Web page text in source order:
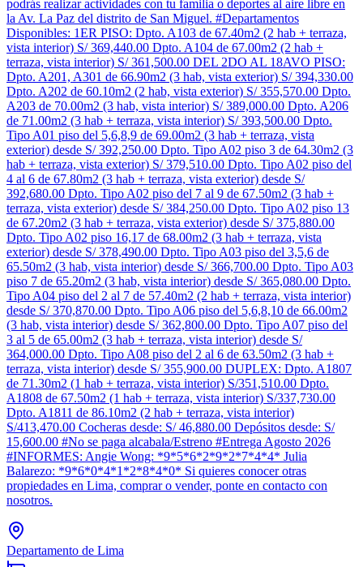
podrás realizar actividades con tu familia o deportes al aire libre en
la Av. La Paz del distrito de San Miguel. #Departamentos
Disponibles: 1ER PISO: Dpto. A103 de 67.40m2 (2 hab + terraza,
vista interior) S/ 369,440.00 Dpto. A104 de 67.00m2 (2 hab +
terraza, vista interior) S/ 361,500.00 DEL 2DO AL 18AVO PISO:
Dpto. A201, A301 de 66.90m2 (3 hab, vista exterior) S/ 394,330.00
Dpto. A202 de 60.10m2 (2 hab, vista exterior) S/ 355,570.00 Dpto.
A203 de 70.00m2 (3 hab, vista interior) S/ 389,000.00 Dpto. A206
de 71.00m2 (3 hab + terraza, vista interior) S/ 393,500.00 Dpto.
Tipo A01 piso del 5,6,8,9 de 69.00m2 (3 hab + terraza, vista
exterior) desde S/ 392,250.00 Dpto. Tipo A02 piso 3 de 64.30m2 (3
hab + terraza, vista exterior) S/ 379,510.00 Dpto. Tipo A02 piso del
4 al 6 de 67.80m2 (3 hab + terraza, vista exterior) desde S/
392,680.00 Dpto. Tipo A02 piso del 7 al 9 de 67.50m2 (3 hab +
terraza, vista exterior) desde S/ 384,250.00 Dpto. Tipo A02 piso 13
de 67.20m2 (3 hab + terraza, vista exterior) desde S/ 375,880.00
Dpto. Tipo A02 piso 16,17 de 68.00m2 (3 hab + terraza, vista
exterior) desde S/ 378,490.00 Dpto. Tipo A03 piso del 3,5,6 de
65.50m2 (3 hab, vista interior) desde S/ 366,700.00 Dpto. Tipo A03
piso 7 de 65.20m2 (3 hab, vista interior) desde S/ 365,080.00 Dpto.
Tipo A04 piso del 2 al 7 de 57.40m2 (2 hab + terraza, vista interior)
desde S/ 370,870.00 Dpto. Tipo A06 piso del 5,6,8,10 de 66.00m2
(3 hab, vista interior) desde S/ 362,800.00 Dpto. Tipo A07 piso del
3 al 5 de 65.00m2 (3 hab + terraza, vista interior) desde S/
364,000.00 Dpto. Tipo A08 piso del 2 al 6 de 63.50m2 (3 hab +
terraza, vista interior) desde S/ 355,900.00 DUPLEX: Dpto. A1807
de 71.30m2 (1 hab + terraza, vista interior) S/351,510.00 Dpto.
A1808 de 67.50m2 (1 hab + terraza, vista interior) S/337,730.00
Dpto. A1811 de 86.10m2 (2 hab + terraza, vista interior)
S/413,470.00 Cocheras desde: S/ 46,880.00 Depósitos desde: S/
15,600.00 #No se paga alcabala/Estreno #Entrega Agosto 2026
#INFORMES: Angie Wong: *9*5*6*2*9*2*7*4*4* Julia
Balarezo: *9*6*0*4*1*2*8*4*0* Si quieres conocer otras
propiedades en Lima, comprar o vender, ponte en contacto con
nosotros.
Departamento de Lima